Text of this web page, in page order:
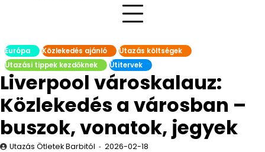
Európa Közlekedés ajánló
Utazás költségek
Utazási tippek kezdőknek
Útitervek
Liverpool városkalauz:
Közlekedés a városban –
buszok, vonatok, jegyek
Utazás Ötletek Barbitól 2026-02-18